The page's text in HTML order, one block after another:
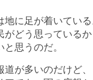
地に足が着いてい
がどう思っている
思うのだ。
道が多いのだけど